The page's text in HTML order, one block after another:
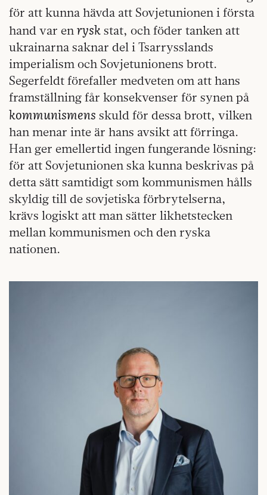
för att kunna hävda att Sovjetunionen i första
hand var enrysk stat, och föder tanken att
ukrainarna saknar del i Tsarrysslands
imperialism och Sovjetunionens brott.
Segerfeldt förefaller medveten om att hans
framställning får konsekvenser för synen på
kommunismens skuld för dessa brott, vilken
han menar inte är hans avsikt att förringa.
Han ger emellertid ingen fungerande lösning:
för att Sovjetunionen ska kunna beskrivas på
detta sätt samtidigt som kommunismen hålls
skyldig till de sovjetiska förbrytelserna,
krävs logiskt att man sätter likhetstecken
mellan kommunismen och den ryska
nationen.